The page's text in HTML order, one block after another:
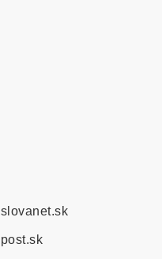
slovanet.sk
post.sk